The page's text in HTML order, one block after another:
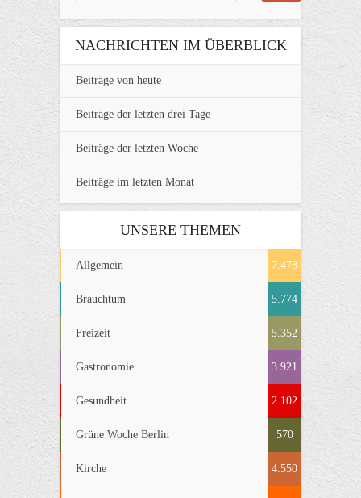
NACHRICHTEN IM ÜBERBLICK
Beiträge von heute
Beiträge der letzten drei Tage
Beiträge der letzten Woche
Beiträge im letzten Monat
UNSERE THEMEN
Allgemein 7.478
Brauchtum 5.774
Freizeit 5.352
Gastronomie 3.921
Gesundheit 2.102
Grüne Woche Berlin 570
Kirche 4.550